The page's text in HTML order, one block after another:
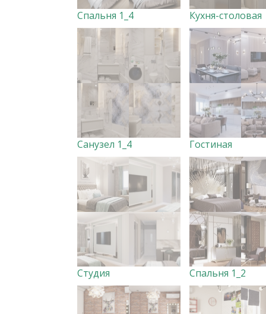
Спальня 1_4 Кухня-столовая
Санузел 1_4 Гостиная
Студия Спальня 1_2